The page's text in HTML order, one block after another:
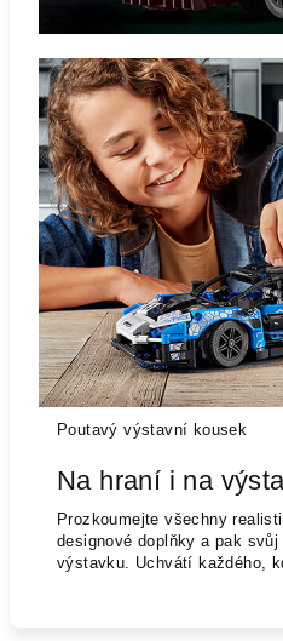
Poutavý výstavní kousek
Na hraní i na
Prozkoumejte všechny
designové doplňky a pak
výstavku. Uchvátí každého,